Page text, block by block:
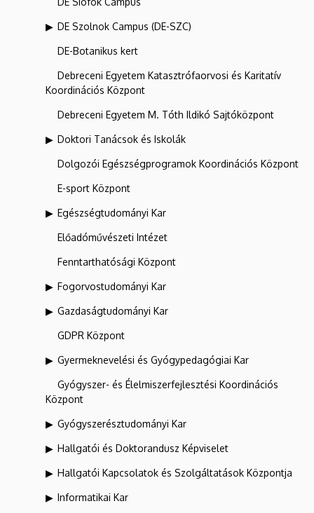
DE Szolnok Campus (DE-SZC)
DE-Botanikus kert
Debreceni Egyetem Katasztrófaorvosi és Karitatív
Koordinációs Központ
Debreceni Egyetem M. Tóth Ildikó Sajtóközpont
Doktori Tanácsok és Iskolák
Dolgozói Egészségprogramok Koordinációs Központ
E-sport Központ
Egészségtudományi Kar
Előadóművészeti Intézet
Fenntarthatósági Központ
Fogorvostudományi Kar
Gazdaságtudományi Kar
GDPR Központ
Gyermeknevelési és Gyógypedagógiai Kar
Gyógyszer- és Élelmiszerfejlesztési Koordinációs
Központ
Gyógyszerésztudományi Kar
Hallgatói és Doktorandusz Képviselet
Hallgatói Kapcsolatok és Szolgáltatások Központja
Informatikai Kar